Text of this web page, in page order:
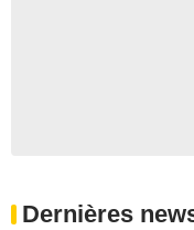
Dernières